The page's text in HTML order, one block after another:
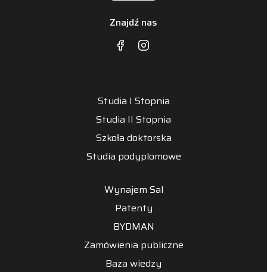
Znajdź nas
Studia I Stopnia
Studia II Stopnia
Szkoła doktorska
Studia podyplomowe
Wynajem Sal
Patenty
BYDMAN
Zamówienia publiczne
Baza wiedzy